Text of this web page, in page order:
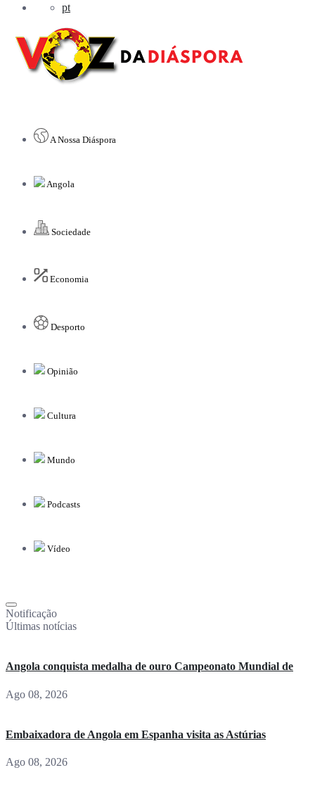
pt
A Nossa Diáspora
Angola
Sociedade
Economia
Desporto
Opinião
Cultura
Mundo
Podcasts
Vídeo
Notificação
Últimas notícias
Angola conquista medalha de ouro Campeonato Mundial de
Ago 08, 2026
Embaixadora de Angola em Espanha visita as Astúrias
Ago 08, 2026